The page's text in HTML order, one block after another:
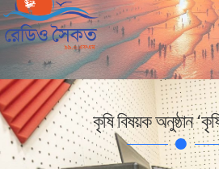
কৃষি বিষয়ক অনুষ্ঠান